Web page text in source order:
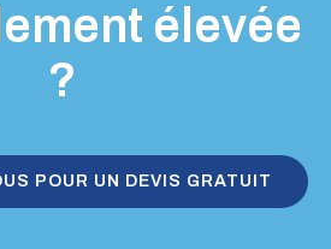
élevée
?
POUR UN DEVIS GRATUIT